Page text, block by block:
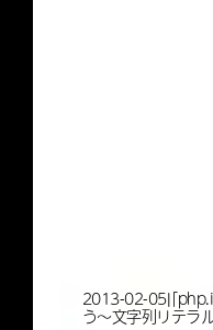
2013-02-05|「
う〜文字列リテラ